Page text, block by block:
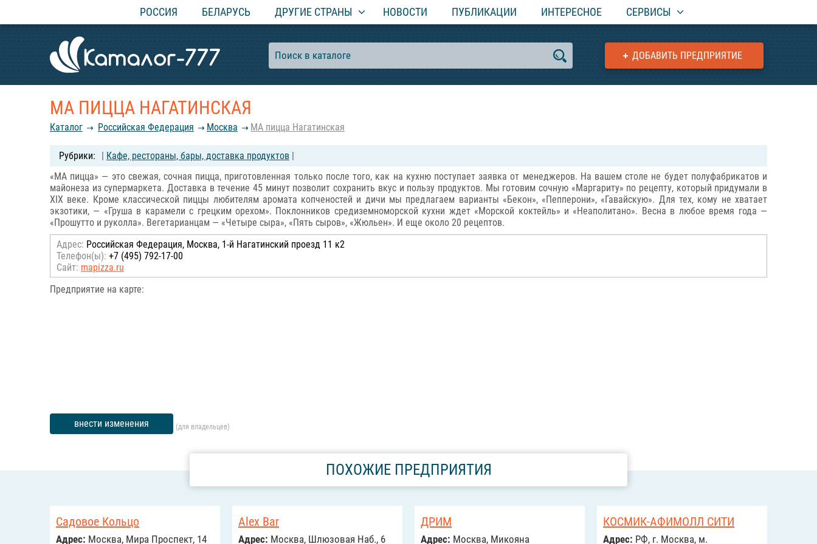
РОССИЯ БЕЛАРУСЬ ДРУГИЕ СТРАНЫ НОВОСТИ ПУБЛИКАЦИИ ИНТЕРЕСНОЕ СЕРВИСЫ
ДОБАВИТЬ ПРЕДПРИЯТИЕ
МА ПИЦЦА НАГАТИНСКАЯ
Каталог Российcкая Федерация Москва МА пицца Нагатинская
| Кафе, рестораны, бары, доставка продуктов |
«МА пицца» — это свежая, сочная пицца, приготовленная только после того, как на кухню поступает заявка от менеджеров. На вашем столе не будет полуфабрикатов и
майонеза из супермаркета. Доставка в течение 45 минут позволит сохранить вкус и пользу продуктов. Мы готовим сочную «Маргариту» по рецепту, который придумали в
XIX веке. Кроме классической пиццы любителям аромата копченостей и дичи мы предлагаем варианты «Бекон», «Пепперони», «Гавайскую». Для тех, кому не хватает
экзотики, — «Груша в карамели с грецким орехом». Поклонников средиземноморской кухни ждет «Морской коктейль» и «Неаполитано». Весна в любое время года —
«Прошутто и руколла». Вегетарианцам — «Четыре сыра», «Пять сыров», «Жюльен». И еще около 20 рецептов.
Адрес: Российcкая Федерация, Москва, 1-й Нагатинский проезд 11 к2
Телефон(ы): +7 (495) 792-17-00
Сайт: mapizza.ru
Предприятие на карте:
внести изменения (для владельцев)
ПОХОЖИЕ ПРЕДПРИЯТИЯ
Садовое Кольцо
Адрес: Москва, Мира Проспект, 14
Alex Bar
Адрес: Москва, Шлюзовая Наб., 6
ДРИМ
Адрес: Москва, Микояна
КОСМИК-АФИМОЛЛ СИТИ
Адрес: РФ, г. Москва, м.